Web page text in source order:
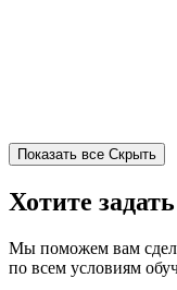
Показать все Скрыть
Хотите
Мы поможем вам
по всем условиям